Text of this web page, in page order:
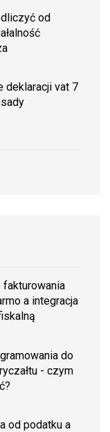
od
deklaracji vat 7
fakturowania
a integracja
do
- czym
od podatku a